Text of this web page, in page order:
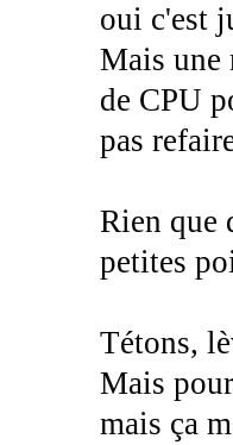
oui c'est
Mais une
de CPU
pas
Rien que
petites
Tétons,
Mais
mais ça